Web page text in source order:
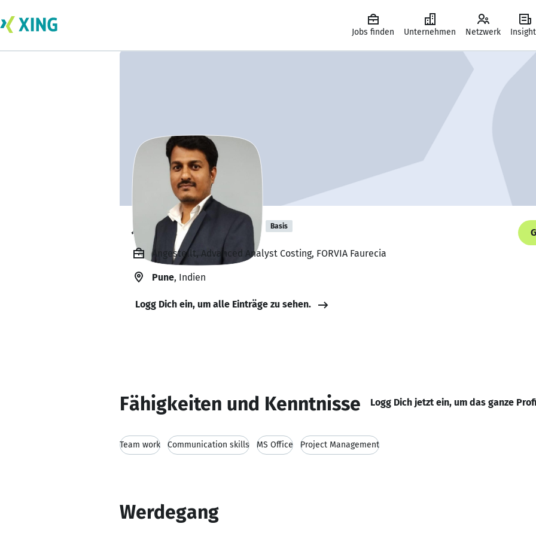
Jobs finden Unternehmen Netzwerk
Jayjayram Nande Basis
Angestellt, Advanced Analyst Costing, FORVIA Faurecia
Pune, Indien
Logg Dich ein, um alle Einträge zu sehen.
Fähigkeiten und Kenntnisse Logg Dich jetzt ein, um das ganze
Team work Communication skills MS Office Project Management
Werdegang